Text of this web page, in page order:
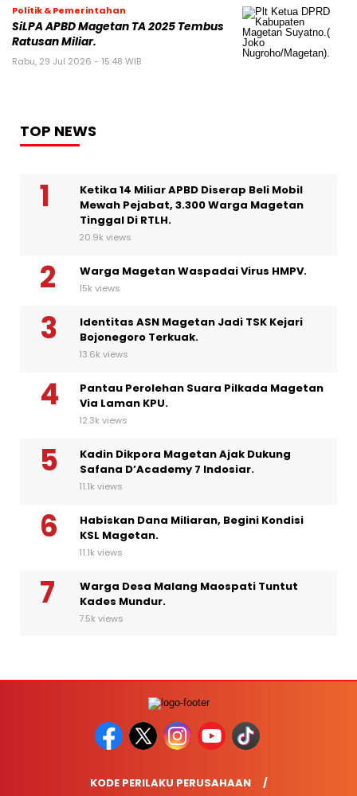
Politik & Pemerintahan
SiLPA APBD Magetan TA 2025 Tembus
Ratusan Miliar.
Rabu, 29 Jul 2026 - 15:48 WIB
TOP NEWS
Ketika 14 Miliar APBD Diserap Beli Mobil
Mewah Pejabat, 3.300 Warga Magetan
Tinggal Di RTLH.
20.9k views
Warga Magetan Waspadai Virus HMPV.
15k views
Identitas ASN Magetan Jadi TSK Kejari
Bojonegoro Terkuak.
13.6k views
Pantau Perolehan Suara Pilkada Magetan
Via Laman KPU.
12.3k views
Kadin Dikpora Magetan Ajak Dukung
Safana D’Academy 7 Indosiar.
11.1k views
Habiskan Dana Miliaran, Begini Kondisi
KSL Magetan.
11.1k views
Warga Desa Malang Maospati Tuntut
Kades Mundur.
7.5k views
KODE PERILAKU PERUSAHAAN